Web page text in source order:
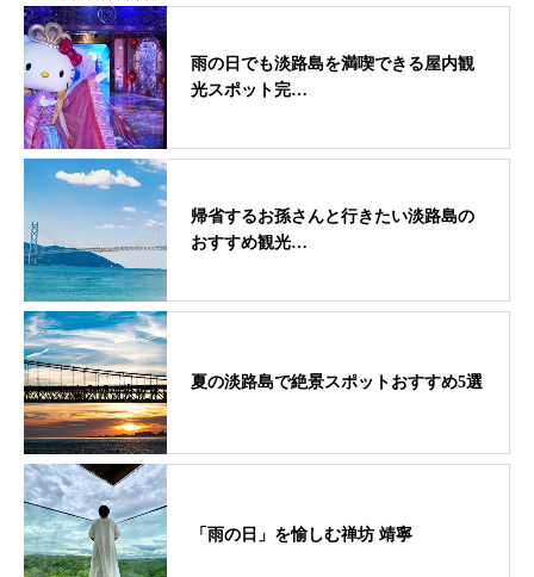
雨の日でも淡路島を満喫できる屋内観
光スポット完…
帰省するお孫さんと行きたい淡路島の
おすすめ観光…
夏の淡路島で絶景スポットおすすめ5選
「雨の日」を愉しむ禅坊 靖寧